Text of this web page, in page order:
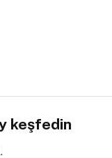
keşfedin